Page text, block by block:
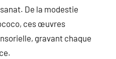
De la modestie
ces œuvres
gravant chaque